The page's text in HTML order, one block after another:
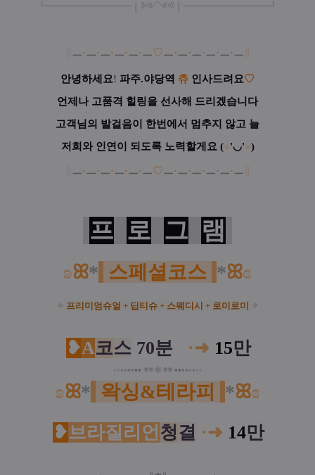
┗━━━━━━━━ ❘༻༺❘ ━━━━━━━━┛
ㅡ·ㅡ·ㅡ·ㅡ·ㅡ·ㅡ♡ㅡ·ㅡ·ㅡ·ㅡ·ㅡ·ㅡ
안녕하세요! 파주.야당역 츄 인사드려요♡
언제나 고품격 힐링을 선사해 드리겠습니다
고객님의 발걸음이 한번에서 멈추지 않고 늘
저희와 인연이 되도록 노력할게요 (●'◡'●)
ㅡ·ㅡ·ㅡ·ㅡ·ㅡ·ㅡ♡ㅡ·ㅡ·ㅡ·ㅡ·ㅡ·ㅡ
프 로 그 램
ʚꕤ* 스페셜코스 *ꕤɞ
✧ 프리미엄슈얼 + 딥티슈 + 스웨디시 + 로미로미 ✧
❥A코스 70분 ·➜ 15만
•••••• ⌯⌯✽⌯⌯ ••••••
ʚꕤ* 왁싱&테라피 *ꕤɞ
❥브라질리언청결 ·➜ 14만